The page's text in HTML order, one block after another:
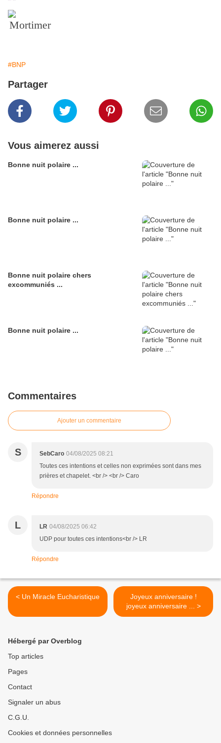
Mortimer
#BNP
Partager
Vous aimerez aussi
Bonne nuit polaire ...
Bonne nuit polaire ...
Bonne nuit polaire chers
excommuniés ...
Bonne nuit polaire ...
Commentaires
Ajouter un commentaire
S SebCaro 04/08/2025 08:21
Toutes ces intentions et celles non exprimées sont dans mes
prières et chapelet. <br /> <br /> Caro
Répondre
L LR 04/08/2025 06:42
UDP pour toutes ces intentions<br /> LR
Répondre
< Un Miracle Eucharistique
Joyeux anniversaire !
joyeux anniversaire ... >
Hébergé par Overblog
Top articles
Pages
Contact
Signaler un abus
C.G.U.
Cookies et données personnelles